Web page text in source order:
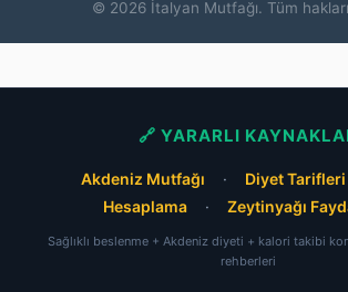
© 2026 İtalyan Mutfağı. Tüm hakları
🔗 YARARLI
Akdeniz Mutfağı · Diyet Tarifleri
Hesaplama
· Zeytinyağı
Sağlıklı beslenme + Akdeniz diyeti + kalori takibi
rehberleri